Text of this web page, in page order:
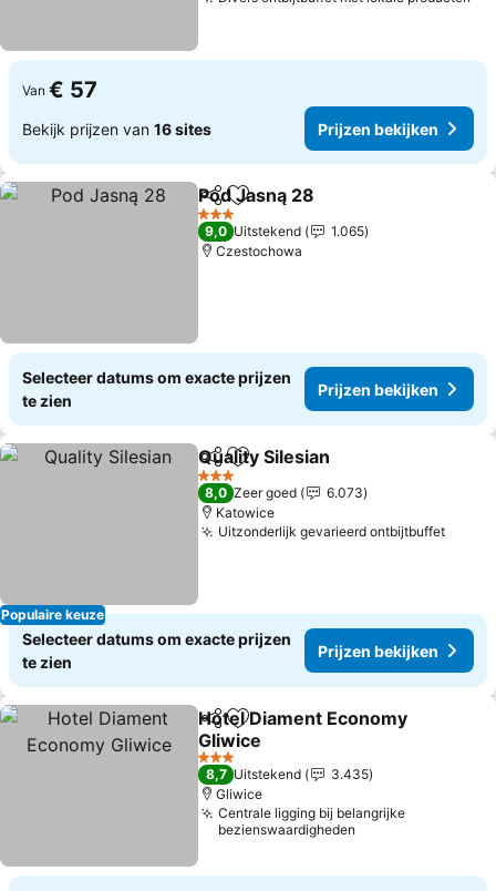
Van € 57
Bekijk prijzen van 16 sites Prijzen bekijken
DelenToevoegen aan favorieten
Pod Jasną 28
3 Sterren
9,0 Uitstekend
1.065
Czestochowa
Selecteer datums om exacte prijzen
te zien
Prijzen bekijken
Populaire keuze
DelenToevoegen aan favorieten
Quality Silesian
3 Sterren
8,0 Zeer goed
6.073
Katowice
Uitzonderlijk gevarieerd ontbijtbuffet
Selecteer datums om exacte prijzen
te zien
Prijzen bekijken
DelenToevoegen aan favorieten
Hotel Diament Economy
Gliwice
Prijzen bekijken
3 Sterren
8,7 Uitstekend
3.435
Gliwice
Centrale ligging bij belangrijke
bezienswaardigheden